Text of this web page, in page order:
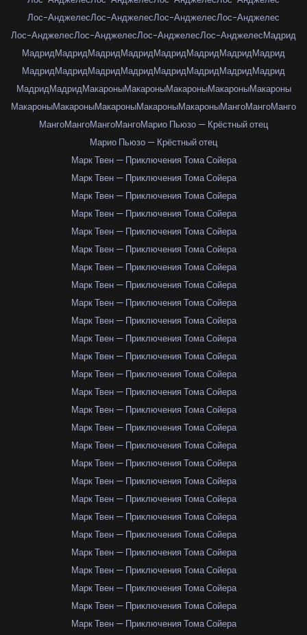
Лос-АнджелесЛос-АнджелесЛос-АнджелесЛос-Анджелес
Лос-АнджелесЛос-АнджелесЛос-АнджелесЛос-АнджелесМадрид
МадридМадридМадридМадридМадридМадридМадридМадрид
МадридМадридМадридМадридМадридМадридМадридМадрид
МадридМадридМакароныМакароныМакароныМакароныМакароны
МакароныМакароныМакароныМакароныМакароныМангоМангоМанго
МангоМангоМангоМангоМарио Пьюзо — Крёстный отец
Марио Пьюзо — Крёстный отец
Марк Твен — Приключения Тома Сойера
Марк Твен — Приключения Тома Сойера
Марк Твен — Приключения Тома Сойера
Марк Твен — Приключения Тома Сойера
Марк Твен — Приключения Тома Сойера
Марк Твен — Приключения Тома Сойера
Марк Твен — Приключения Тома Сойера
Марк Твен — Приключения Тома Сойера
Марк Твен — Приключения Тома Сойера
Марк Твен — Приключения Тома Сойера
Марк Твен — Приключения Тома Сойера
Марк Твен — Приключения Тома Сойера
Марк Твен — Приключения Тома Сойера
Марк Твен — Приключения Тома Сойера
Марк Твен — Приключения Тома Сойера
Марк Твен — Приключения Тома Сойера
Марк Твен — Приключения Тома Сойера
Марк Твен — Приключения Тома Сойера
Марк Твен — Приключения Тома Сойера
Марк Твен — Приключения Тома Сойера
Марк Твен — Приключения Тома Сойера
Марк Твен — Приключения Тома Сойера
Марк Твен — Приключения Тома Сойера
Марк Твен — Приключения Тома Сойера
Марк Твен — Приключения Тома Сойера
Марк Твен — Приключения Тома Сойера
Марк Твен — Приключения Тома Сойера